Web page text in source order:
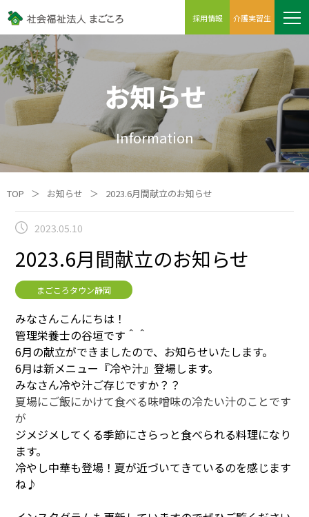
採用情報 介護実習生
お知らせ
Information
TOP ＞ お知らせ ＞ 2023.6月間献立のお知らせ
2023.05.10
2023.6月間献立のお知らせ
まごころタウン静岡
みなさんこんにちは！
管理栄養士の谷垣です＾＾
6月の献立ができましたので、お知らせいたします。
6月は新メニュー『冷や汁』登場します。
みなさん冷や汁ご存じですか？？
夏場にご飯にかけて食べる味噌味の冷たい汁のことです
が
ジメジメしてくる季節にさらっと食べられる料理になり
ます。
冷やし中華も登場！夏が近づいてきているのを感じます
ね♪